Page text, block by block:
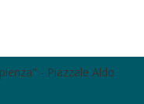
- Piazzale Aldo